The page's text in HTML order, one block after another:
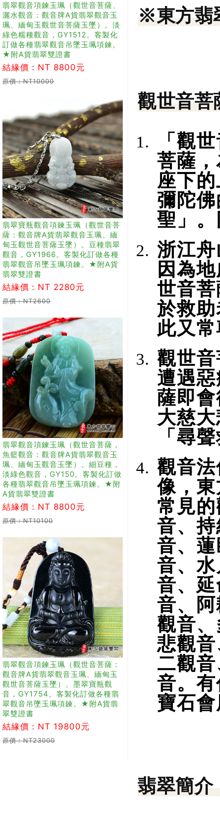
翡翠觀音項鍊玉珮（觀世音菩薩、
灑水觀音：觀音牌A貨翡翠觀音玉
珮、緬甸玉觀世音菩薩玉墜）。淡
綠色糯種觀音，GY1512。客製化
訂做各種翡翠觀音吊墜玉珮項鍊。
★附A貨翡翠雙證書
結緣價：NT 8800元
原價：NT10000
翡翠寶瓶觀音項鍊玉珮（觀世音菩
薩：觀音牌A貨翡翠觀音玉珮、緬
甸玉觀世音菩薩玉墜）。豆種翡翠
觀音，GY1966。客製化訂做各種
翡翠觀音吊墜玉珮項鍊。★附A貨
翡翠雙證書
結緣價：NT 2280元
原價：NT2600
翡翠觀音項鍊玉珮（觀世音菩薩，
魚籃觀音：觀音牌A貨翡翠觀音玉
珮、緬甸玉觀音玉墜）。細豆種，
淡綠色觀音，GY150。客製化訂做
各種翡翠觀音吊墜玉珮項鍊。★附
A貨翡翠雙證書
結緣價：NT 8800元
原價：NT10100
翡翠觀音項鍊玉珮（觀世音菩薩：
觀音牌A貨翡翠觀音玉珮、緬甸玉
觀世音菩薩玉墜）。墨翠寶瓶觀
音，GY1754。客製化訂做各種翡
翠觀音吊墜玉珮項鍊。★附A貨翡
翠雙證書
結緣價：NT 19800元
原價：NT23000
※東方翡
觀世音菩
「觀
菩薩
座下
彌陀
聖」
浙江
因為
世音
於救
此又
觀世
遭遇
薩即
大慈
「尋
觀音
像，
常見
音、
音、
音、
音、
音、
觀音
悲觀
二觀
音。
寶石
翡翠簡介